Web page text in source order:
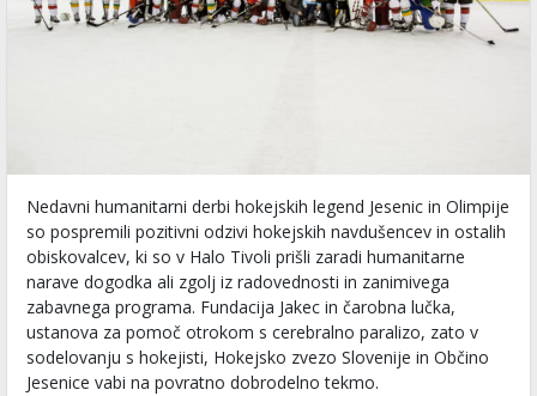
Nedavni humanitarni derbi hokejskih legend Jesenic in Olimpije
so pospremili pozitivni odzivi hokejskih navdušencev in ostalih
obiskovalcev, ki so v Halo Tivoli prišli zaradi humanitarne
narave dogodka ali zgolj iz radovednosti in zanimivega
zabavnega programa. Fundacija Jakec in čarobna lučka,
ustanova za pomoč otrokom s cerebralno paralizo, zato v
sodelovanju s hokejisti, Hokejsko zvezo Slovenije in Občino
Jesenice vabi na povratno dobrodelno tekmo.